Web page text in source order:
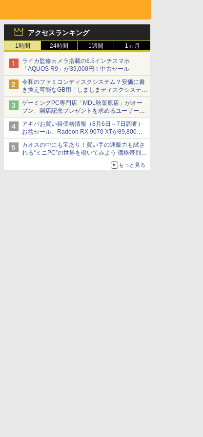
アクセスランキング
1時間 24時間 1週間 1カ月
ライカ監修カメラ搭載の6.5インチスマホ
「AQUOS R9」が39,000円！中古セール
令和のファミコンディスクシステム？安価に書
き換え可能なGB用「しましまディスクシステ
ム」
ゲーミングPC専門店「MDL秋葉原店」がオー
プン、開店記念プレゼントを求めるユーザーが
押し寄せ長蛇の列に
アキバお買い得価格情報（8月6日～7日調査）
お盆セール、Radeon RX 9070 XTが89,800
円、水平周波数24.8kHz対応の17型モニターが
9,801円、暑さ指数連動セール ほか
カオスの中にも宝あり！買い手の通販力も試さ
れる“ミニPC”の世界を覗いてみよう 価格帯別に
仕様や特徴を整理、11製品をピックアップ text
もっと見る